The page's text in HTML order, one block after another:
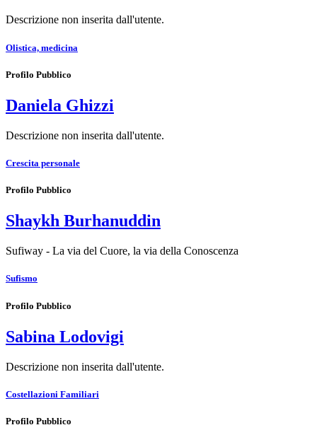
Descrizione non inserita dall'utente.
Olistica, medicina
Profilo Pubblico
Daniela Ghizzi
Descrizione non inserita dall'utente.
Crescita personale
Profilo Pubblico
Shaykh Burhanuddin
Sufiway - La via del Cuore, la via della Conoscenza
Sufismo
Profilo Pubblico
Sabina Lodovigi
Descrizione non inserita dall'utente.
Costellazioni Familiari
Profilo Pubblico